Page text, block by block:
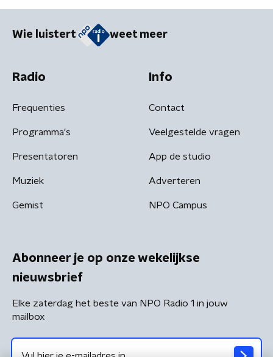
Wie luistert weet meer
Radio
Frequenties
Programma's
Presentatoren
Muziek
Gemist
Info
Contact
Veelgestelde vragen
App de studio
Adverteren
NPO Campus
Abonneer je op onze wekelijkse
nieuwsbrief
Elke zaterdag het beste van NPO Radio 1 in jouw
mailbox